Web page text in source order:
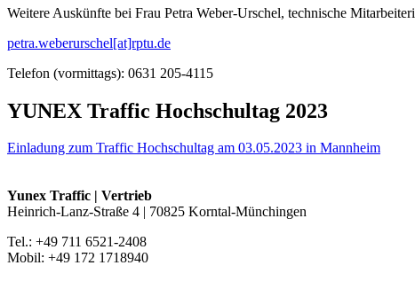
Weitere Auskünfte bei Frau Petra Weber-Urschel, technische
petra.weberurschel[at]rptu.de
Telefon (vormittags): 0631 205-4115
YUNEX Traffic Hochschultag 2023
Einladung zum Traffic Hochschultag am 03.05.2023 in Mannheim
Yunex Traffic | Vertrieb
Heinrich-Lanz-Straße 4 | 70825 Korntal-Münchingen
Tel.: +49 711 6521-2408
Mobil: +49 172 1718940